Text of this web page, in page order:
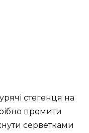
стегенця на
промити
серветками